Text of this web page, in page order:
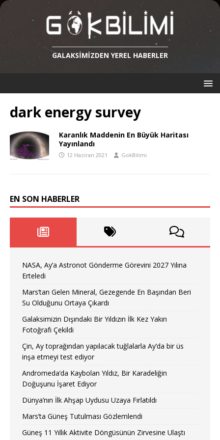
GALAKSIMIZDEN YEREL HABERLER
dark energy survey
Karanlık Maddenin En Büyük Haritası
Yayınlandı
12 Haziran 2021 GokBilimi
EN SON HABERLER
NASA, Ay’a Astronot Gönderme Görevini 2027 Yılına
Erteledi
Mars’tan Gelen Mineral, Gezegende En Başından Beri
Su Olduğunu Ortaya Çıkardı
Galaksimizin Dışındaki Bir Yıldızın İlk Kez Yakın
Fotoğrafı Çekildi
Çin, Ay toprağından yapılacak tuğlalarla Ay’da bir üs
inşa etmeyi test ediyor
Andromeda’da Kaybolan Yıldız, Bir Karadeliğin
Doğuşunu İşaret Ediyor
Dünya’nın İlk Ahşap Uydusu Uzaya Fırlatıldı
Mars’ta Güneş Tutulması Gözlemlendi
Güneş 11 Yıllık Aktivite Döngüsünün Zirvesine Ulaştı